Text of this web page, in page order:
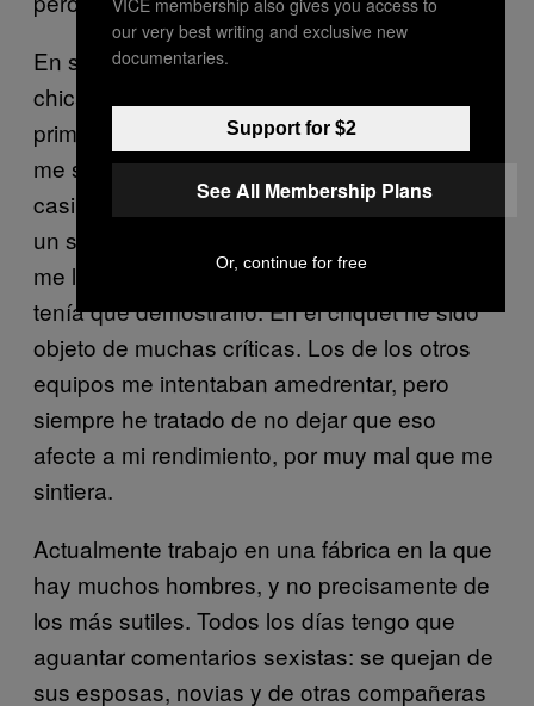
En secundaria, jugué en el equipo de las
chicas, pero también me pidieron jugar en el
primer equipo XI de los chicos. Al principio
me sentí un poco abrumada, ya que eran
casi unos hombres. Pero solo me hizo falta
un segundo para darme cuenta de por qué
me lo habían pedido: estaba a su nivel y
tenía que demostrarlo. En el críquet he sido
objeto de muchas críticas. Los de los otros
equipos me intentaban amedrentar, pero
siempre he tratado de no dejar que eso
afecte a mi rendimiento, por muy mal que me
sintiera.
Actualmente trabajo en una fábrica en la que
hay muchos hombres, y no precisamente de
los más sutiles. Todos los días tengo que
aguantar comentarios sexistas: se quejan de
sus esposas, novias y de otras compañeras
our very best writing and exclusive new
documentaries.
Support for $2
See All Membership Plans
Or, continue for free